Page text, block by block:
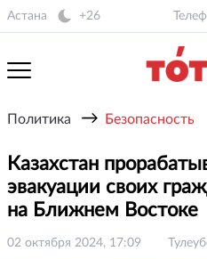
Астана +26
Политика → Безопасность
Казахстан
эвакуации своих
на Ближнем Востоке
02 октября 2024, 17:09